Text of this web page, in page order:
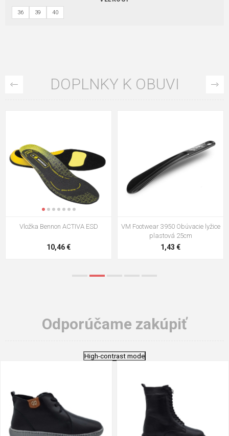
36 39 40
DOPLNKY K OBUVI
VM Footwear 3009 Vkladacia
5,21 €
VM Footwear 3102 Šnúrky ploché
0,79 €
Odporúčame zakúpiť
High-contrast mode